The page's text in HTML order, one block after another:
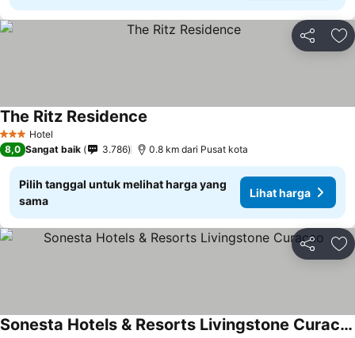
Bagikan
3 BintangHotel
The Ritz Residence
8,0 Sangat baik 3.786 0.8 km dari Pusat kota
Pilih tanggal untuk melihat harga yang
sama
Lihat harga
Bagikan
Sonesta Hotels & Resorts Livingstone Curacao